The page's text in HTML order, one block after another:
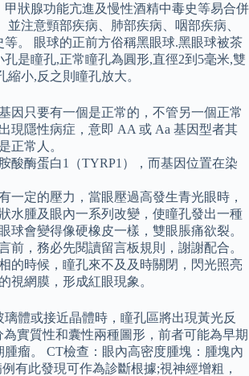
甲狀腺功能亢進及慢性酒精中毒史等易合併
並注意頸部疾病、肺部疾病、咽部疾病、
等。 眼球的正前方俗稱黑眼球.黑眼球被茶
是瞳孔,正常瞳孔為圓形,直徑2到5毫米,雙
小,反之則瞳孔放大。
因只要有一個是正常的，不管另一個正常
現隱性病症，意即 AA 或 Aa 基因型者其
正常人。
酸酶蛋白1（TYRP1），而基因位置在染
一定的壓力，當眼壓過高發生青光眼時，
水腫及眼內一系列改變，使瞳孔發出一種
球會變得像硬橡皮一樣，雙眼脹痛欲裂。
前，務必先閱讀留言板規則，謝謝配合。
的時候，瞳孔來不及及時關閉，閃光照亮
視網膜，形成紅眼現象。
體或接近晶體時，瞳孔區將出現黃光反
實質性和囊性兩種圖形，前者可能為早期
腫瘤。 CT檢查：眼內高密度腫塊：腫塊內
有此發現可作為診斷根據;視神經增粗，